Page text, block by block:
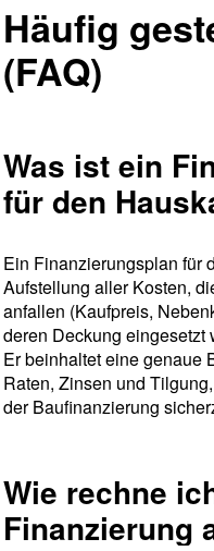
Häufig
(FAQ)
Was ist ein
für den
Ein Finanzierungsplan für
Aufstellung aller Kosten,
anfallen (Kaufpreis,
deren Deckung eingesetzt
Er beinhaltet eine genaue
Raten, Zinsen und
der Baufinanzierung
Wie rechne
Finanzierung